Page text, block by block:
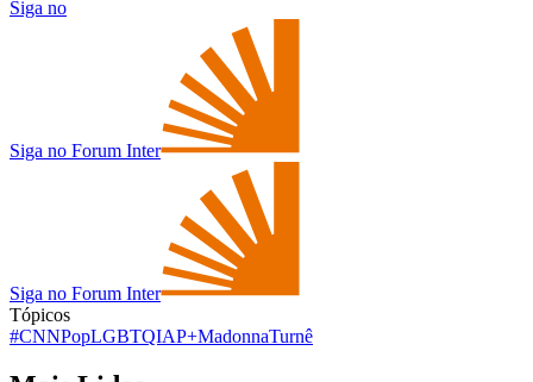
Siga no
Siga no Forum Inter
Siga no Forum Inter
Tópicos
#CNNPopLGBTQIAP+MadonnaTurnê